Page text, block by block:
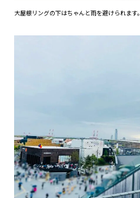
大屋根リングの下はちゃんと雨を避けられます。